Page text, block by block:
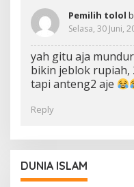
Pemilih tolol
Selasa, 30 Juni,
yah gitu aja
bikin jeblok rupiah,
tapi anteng2 aje
Reply
DUNIA ISLAM